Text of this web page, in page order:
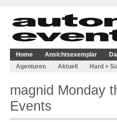
Home Ansichtsexemplar
Agenturen
Aktuell Hard +
magnid Monday
Events